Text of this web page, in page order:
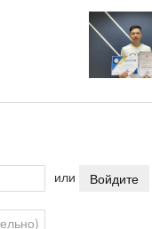
или Войдите